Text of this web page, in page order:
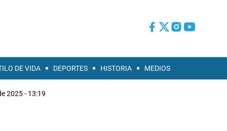
DE VIDA DEPORTES HISTORIA MEDIOS
2025 - 13:19